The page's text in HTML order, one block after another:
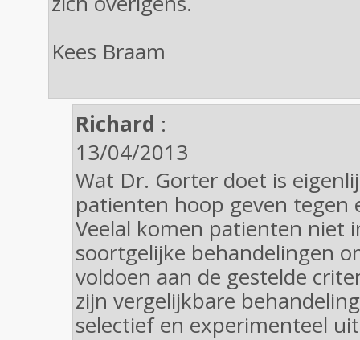
Kees Braam
Richard :
13/04/2013
Wat Dr. Gorter doet is
patienten hoop geven tegen
Veelal komen patienten niet
soortgelijke behandelingen
voldoen aan de gestelde
zijn vergelijkbare
selectief en experimenteel